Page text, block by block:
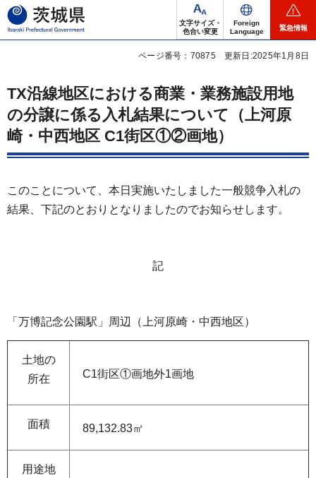
茨城県
文字サイズ・
色合い変更
Foreign
Language
緊急情報
ページ番号：70875 更新日:2025年1月8日
TX沿線地区における商業・業務施設用地
の分譲に係る入札結果について（上河原
崎・中西地区 C1街区①②画地）
このことについて、本日実施いたしました一般競争入札の
結果、下記のとおりとなりましたのでお知らせします。
記
「万博記念公園駅」周辺（上河原崎・中西地区）
土地の
所在
C1街区①画地外1画地
面積 89,132.83㎡
用途地